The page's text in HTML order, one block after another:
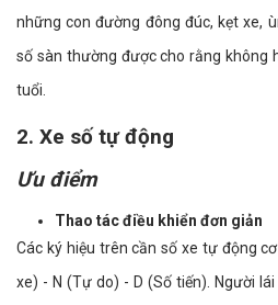
những con đường đông đúc, kẹt xe,
số sàn thường được cho rằng không
tuổi.
2. Xe số tự động
Ưu điểm
Thao tác điều khiển đơn giản
Các ký hiệu trên cần số xe tự động
xe) - N (Tự do) - D (Số tiến). Người